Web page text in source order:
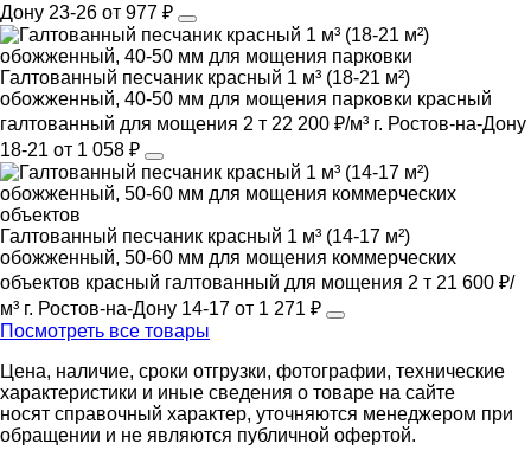
Дону 23-26 от 977 ₽
Галтованный песчаник красный 1 м³ (18-21 м²)
обожженный, 40-50 мм для мощения парковки красный
галтованный для мощения 2 т 22 200 ₽/м³ г. Ростов-на-Дону
18-21 от 1 058 ₽
Галтованный песчаник красный 1 м³ (14-17 м²)
обожженный, 50-60 мм для мощения коммерческих
объектов красный галтованный для мощения 2 т 21 600 ₽/
м³ г. Ростов-на-Дону 14-17 от 1 271 ₽
Посмотреть все товары
Цена, наличие, сроки отгрузки, фотографии, технические
характеристики и иные сведения о товаре на сайте
носят справочный характер, уточняются менеджером при
обращении и не являются публичной офертой.